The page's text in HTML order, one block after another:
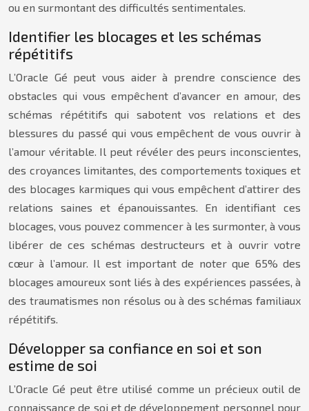
ou en surmontant des difficultés sentimentales.
Identifier les blocages et les schémas
répétitifs
L’Oracle Gé peut vous aider à prendre conscience des
obstacles qui vous empêchent d’avancer en amour, des
schémas répétitifs qui sabotent vos relations et des
blessures du passé qui vous empêchent de vous ouvrir à
l’amour véritable. Il peut révéler des peurs inconscientes,
des croyances limitantes, des comportements toxiques et
des blocages karmiques qui vous empêchent d’attirer des
relations saines et épanouissantes. En identifiant ces
blocages, vous pouvez commencer à les surmonter, à vous
libérer de ces schémas destructeurs et à ouvrir votre
cœur à l’amour. Il est important de noter que 65% des
blocages amoureux sont liés à des expériences passées, à
des traumatismes non résolus ou à des schémas familiaux
répétitifs.
Développer sa confiance en soi et son
estime de soi
L’Oracle Gé peut être utilisé comme un précieux outil de
connaissance de soi et de développement personnel pour